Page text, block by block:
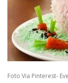
Foto Via Pinterest-